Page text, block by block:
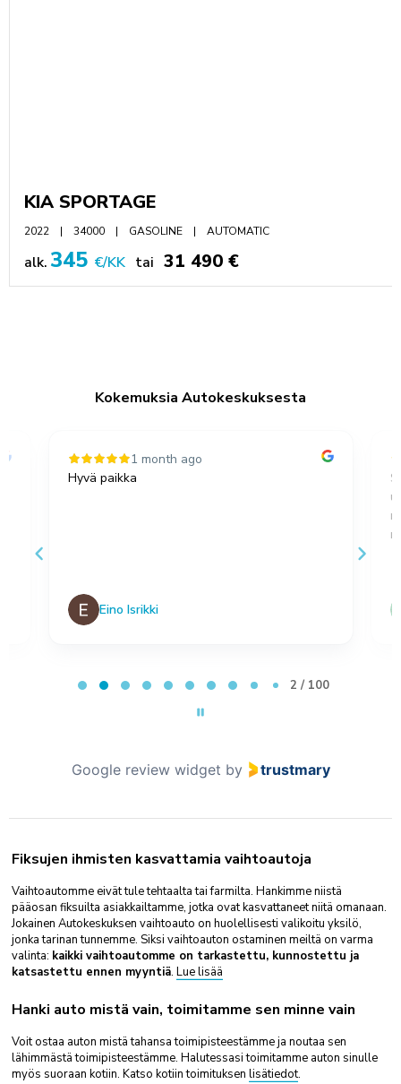
KIA SPORTAGE
2022 34000 GASOLINE AUTOMATIC
alk. 345 €/KK tai 31 490 €
Kokemuksia Autokeskuksesta
1 month ago
Hyvä paikka
Eino Isrikki
2 / 100
Google review widget by trustmary
Fiksujen ihmisten kasvattamia vaihtoautoja
Vaihtoautomme eivät tule tehtaalta tai farmilta. Hankimme niistä
pääosan fiksuilta asiakkailtamme, jotka ovat kasvattaneet niitä omanaan.
Jokainen Autokeskuksen vaihtoauto on huolellisesti valikoitu yksilö,
jonka tarinan tunnemme. Siksi vaihtoauton ostaminen meiltä on varma
valinta: kaikki vaihtoautomme on tarkastettu, kunnostettu ja
katsastettu ennen myyntiä. Lue lisää
Hanki auto mistä vain, toimitamme sen minne vain
Voit ostaa auton mistä tahansa toimipisteestämme ja noutaa sen
lähimmästä toimipisteestämme. Halutessasi toimitamme auton sinulle
myös suoraan kotiin. Katso kotiin toimituksen lisätiedot.